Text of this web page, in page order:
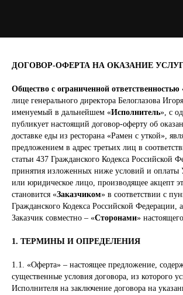
ДОГОВОР-ОФЕРТА НА ОКАЗАНИЕ
Общество с ограниченной
лице генерального директора Белоглазова
именуемый в дальнейшем «Исполнитель», с
публикует настоящий договор-оферту об
доставке еды из ресторана «Рамен с уткой»,
предложением в адрес третьих лиц в
статьи 437 Гражданского Кодекса Российской
принятия изложенных ниже условий и оплаты
или юридическое лицо, производящее акцепт
становится «Заказчиком» в соответствии с
Гражданского Кодекса Российской Федерации,
Заказчик совместно – «Сторонами»
1. ТЕРМИНЫ И ОПРЕДЕЛЕНИЯ
1.1. «Оферта» – настоящее предложение,
существенные условия договора, из которого
Исполнителя на заключение договора на